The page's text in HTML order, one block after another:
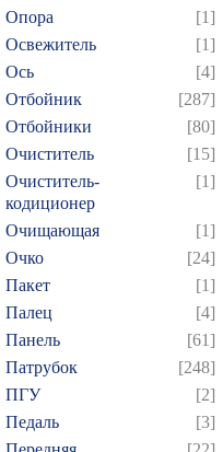
Опора
[1]
Освежитель
[1]
Ось
[4]
Отбойник
[287]
Отбойники
[80]
Очиститель
[15]
Очиститель-
кодиционер
[1]
Очищающая
[1]
Очко
[24]
Пакет
[1]
Палец
[4]
Панель
[61]
Патрубок
[248]
ПГУ
[2]
Педаль
[3]